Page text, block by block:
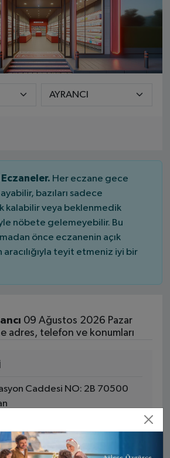
Her eczane gece
bazıları sadece
kalabilir veya beklenmedik
nöbete gelemeyebilir. Bu
önce eczanenin açık
teyit etmeniz iyi bir
09 Ağustos 2026 Pazar
adres, telefon ve konumları
Caddesi NO: 2B 70500
0 (338) 411 28 24